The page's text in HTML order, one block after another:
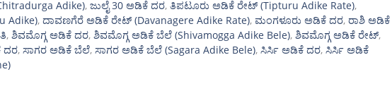
Adike), ಜುಲೈ 30 ಅಡಿಕೆ ದರ, ತಿಪಟೂರು ಅಡಿಕೆ ರೇಟ್ (Tipturu Adike Rate),
Adike), ದಾವಣಗೆರೆ ಅಡಿಕೆ ರೇಟ್ (Davanagere Adike Rate), ಮಂಗಳೂರು ಅಡಿಕೆ ದರ, ರಾಶಿ ಅಡಿಕೆ
, ಶಿವಮೊಗ್ಗ ಅಡಿಕೆ ದರ, ಶಿವಮೊಗ್ಗ ಅಡಿಕೆ ಬೆಲೆ (Shivamogga Adike Bele), ಶಿವಮೊಗ್ಗ ಅಡಿಕೆ ರೇಟ್,
ದರ, ಸಾಗರ ಅಡಿಕೆ ಬೆಲೆ, ಸಾಗರ ಅಡಿಕೆ ಬೆಲೆ (Sagara Adike Bele), ಸಿರ್ಸಿ ಅಡಿಕೆ ದರ, ಸಿರ್ಸಿ ಅಡಿಕೆ